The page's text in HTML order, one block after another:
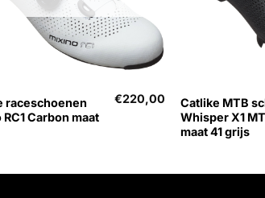
raceschoenen
Carbon maat
€220,00
Catlike MTB
Whisper X1
maat 41 grijs